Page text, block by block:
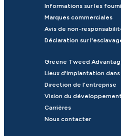
Informations sur les
Marques commerciales
Avis de non-
Déclaration sur
Greene Tweed
Lieux d'implantation
Direction de l'entreprise
Vision du
Carrières
Nous contacter